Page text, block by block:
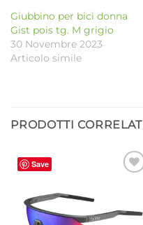
Giubbino per bici donna
Gist pois tg. M grigio
30 Novembre 2023
Articolo simile
PRODOTTI CORRELATI
Save
desideri